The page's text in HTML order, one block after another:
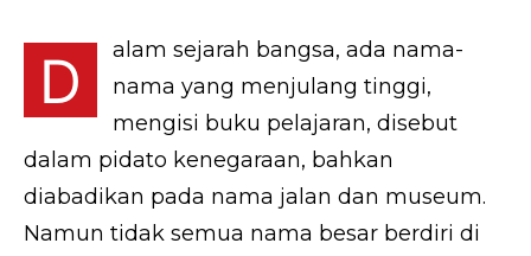
D
alam sejarah bangsa, ada nama-
nama yang menjulang tinggi,
mengisi buku pelajaran, disebut
dalam pidato kenegaraan, bahkan
diabadikan pada nama jalan dan museum.
Namun tidak semua nama besar berdiri di